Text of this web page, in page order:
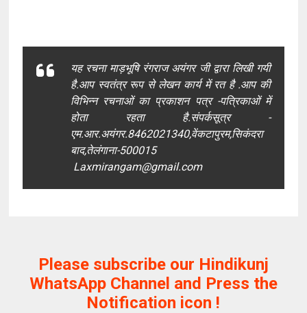
यह रचना माड़भूषि रंगराज अयंगर जी द्वारा लिखी गयी
है.आप स्वतंत्र रूप से लेखन कार्य में रत है .आप की
विभिन्न रचनाओं का प्रकाशन पत्र -पत्रिकाओं में
होता रहता है.संपर्कसूत्र -
एम.आर.अयंगर.8462021340,वेंकटापुरम,सिकंदरा
बाद,तेलंगाना-500015
Laxmirangam@gmail.com
Please subscribe our Hindikunj
WhatsApp Channel and Press the
Notification icon !